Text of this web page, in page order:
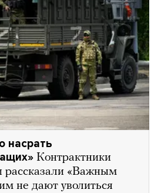
насрать
Контрактники
рассказали «Важным
не дают уволиться